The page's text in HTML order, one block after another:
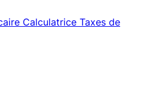
Calculatrice Taxes de